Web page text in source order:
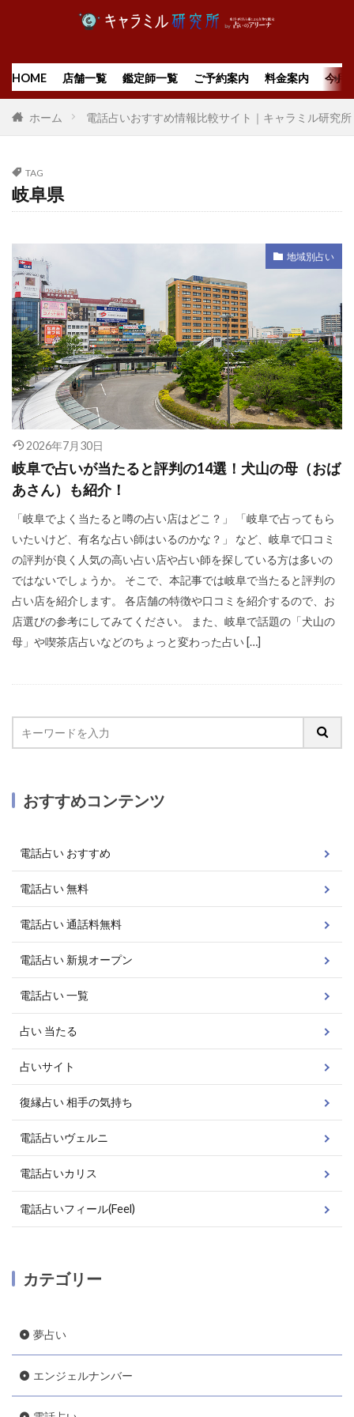
HOME 店舗一覧 鑑定師一覧 ご予約案内 料金案内 今月
ホーム 電話占いおすすめ情報比較サイト｜キャラミル研究所
TAG
岐阜県
地域別占い
2026年7月30日
岐阜で占いが当たると評判の14選！犬山の母（おば
あさん）も紹介！
「岐阜でよく当たると噂の占い店はどこ？」 「岐阜で占ってもら
いたいけど、有名な占い師はいるのかな？」 など、岐阜で口コミ
の評判が良く人気の高い占い店や占い師を探している方は多いの
ではないでしょうか。 そこで、本記事では岐阜で当たると評判の
占い店を紹介します。 各店舗の特徴や口コミを紹介するので、お
店選びの参考にしてみてください。 また、岐阜で話題の「犬山の
母」や喫茶店占いなどのちょっと変わった占い […]
おすすめコンテンツ
電話占い おすすめ
電話占い 無料
電話占い 通話料無料
電話占い 新規オープン
電話占い 一覧
占い 当たる
占いサイト
復縁占い 相手の気持ち
電話占いヴェルニ
電話占いカリス
電話占いフィール(Feel)
カテゴリー
夢占い
エンジェルナンバー